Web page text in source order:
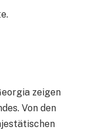
zeigen
Von den